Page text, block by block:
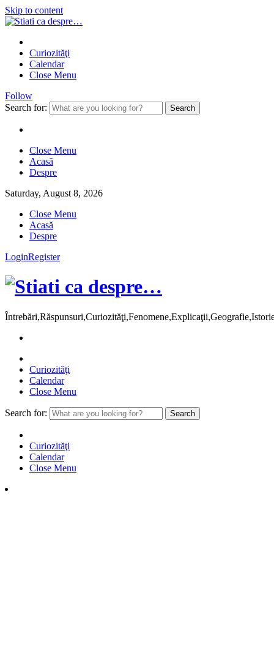
Skip to content
Curiozităţi
Calendar
Close Menu
Follow
Search for:
Close Menu
Acasă
Despre
Saturday, August 8, 2026
Close Menu
Acasă
Despre
LoginRegister
Curiozităţi
Calendar
Close Menu
Search for:
Curiozităţi
Calendar
Close Menu